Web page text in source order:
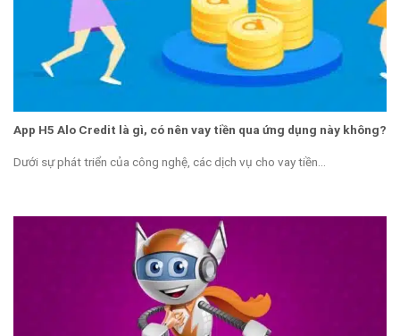
App H5 Alo Credit là gì, có nên vay tiền qua ứng dụng này không?
Dưới sự phát triển của công nghệ, các dịch vụ cho vay tiền...